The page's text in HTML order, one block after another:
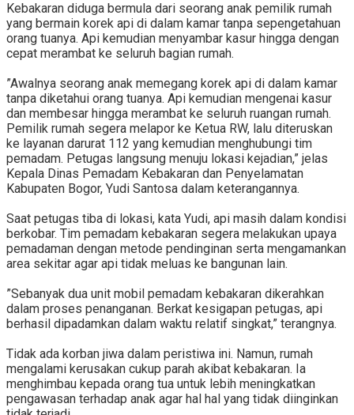
‎Kebakaran diduga bermula dari seorang anak pemilik rumah
yang bermain korek api di dalam kamar tanpa sepengetahuan
orang tuanya. Api kemudian menyambar kasur hingga dengan
cepat merambat ke seluruh bagian rumah.
‎”Awalnya seorang anak memegang korek api di dalam kamar
tanpa diketahui orang tuanya. Api kemudian mengenai kasur
dan membesar hingga merambat ke seluruh ruangan rumah.
Pemilik rumah segera melapor ke Ketua RW, lalu diteruskan
ke layanan darurat 112 yang kemudian menghubungi tim
pemadam. Petugas langsung menuju lokasi kejadian,” jelas
Kepala Dinas Pemadam Kebakaran dan Penyelamatan
Kabupaten Bogor, Yudi Santosa dalam keterangannya.
‎Saat petugas tiba di lokasi, kata Yudi, api masih dalam kondisi
berkobar. Tim pemadam kebakaran segera melakukan upaya
pemadaman dengan metode pendinginan serta mengamankan
area sekitar agar api tidak meluas ke bangunan lain.
‎”Sebanyak dua unit mobil pemadam kebakaran dikerahkan
dalam proses penanganan. Berkat kesigapan petugas, api
berhasil dipadamkan dalam waktu relatif singkat,” terangnya.
‎Tidak ada korban jiwa dalam peristiwa ini. Namun, rumah
mengalami kerusakan cukup parah akibat kebakaran. Ia
menghimbau kepada orang tua untuk lebih meningkatkan
pengawasan terhadap anak agar hal hal yang tidak diinginkan